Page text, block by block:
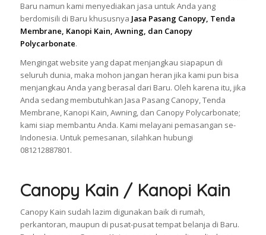
Baru namun kami menyediakan jasa untuk Anda yang
berdomisili di Baru khususnya Jasa Pasang Canopy, Tenda
Membrane, Kanopi Kain, Awning, dan Canopy
Polycarbonate.
Mengingat website yang dapat menjangkau siapapun di
seluruh dunia, maka mohon jangan heran jika kami pun bisa
menjangkau Anda yang berasal dari Baru. Oleh karena itu, jika
Anda sedang membutuhkan Jasa Pasang Canopy, Tenda
Membrane, Kanopi Kain, Awning, dan Canopy Polycarbonate;
kami siap membantu Anda. Kami melayani pemasangan se-
Indonesia. Untuk pemesanan, silahkan hubungi
081212887801.
Canopy Kain / Kanopi Kain
Canopy Kain sudah lazim digunakan baik di rumah,
perkantoran, maupun di pusat-pusat tempat belanja di Baru.